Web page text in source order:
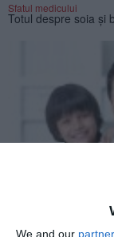
We and our
Sfatul medicului
Totul despre soia şi